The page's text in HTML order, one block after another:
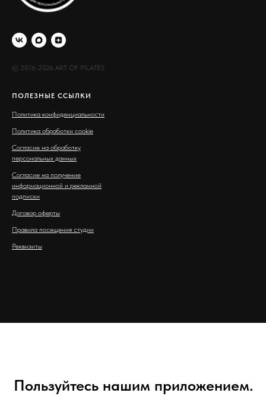
© 2016-2026 ART OF PILATES
ПОЛЕЗНЫЕ ССЫЛКИ
Политика конфиденциальности
Политика обработки cookie
Согласие на обработку
персональных данных
Согласие на получение
информационной и рекламной
подписки
Договор оферты
Правила посещения студии
Реквизиты
Пользуйтесь нашим приложением.